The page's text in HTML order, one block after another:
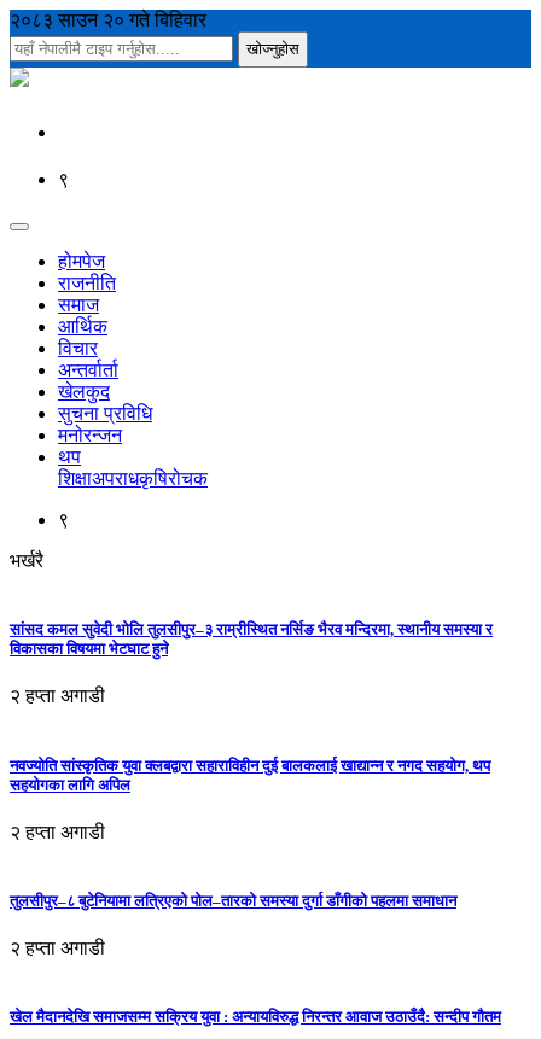
२०८३ साउन २० गते बिहिवार
९
होमपेज
राजनीति
समाज
आर्थिक
विचार
अन्तर्वार्ता
खेलकुद
सुचना प्रविधि
मनोरन्जन
थप
शिक्षाअपराधकृषिरोचक
९
भर्खरै
सांसद कमल सुवेदी भोलि तुलसीपुर–३ राम्रीस्थित नर्सिङ भैरव मन्दिरमा, स्थानीय समस्या र
विकासका विषयमा भेटघाट हुने
२ हप्ता अगाडी
नवज्योति सांस्कृतिक युवा क्लबद्वारा सहाराविहीन दुई बालकलाई खाद्यान्न र नगद सहयोग, थप
सहयोगका लागि अपिल
२ हप्ता अगाडी
तुलसीपुर–८ बुटेनियामा लत्रिएको पोल–तारको समस्या दुर्गा डाँगीको पहलमा समाधान
२ हप्ता अगाडी
खेल मैदानदेखि समाजसम्म सक्रिय युवा : अन्यायविरुद्ध निरन्तर आवाज उठाउँदै: सन्दीप गौतम